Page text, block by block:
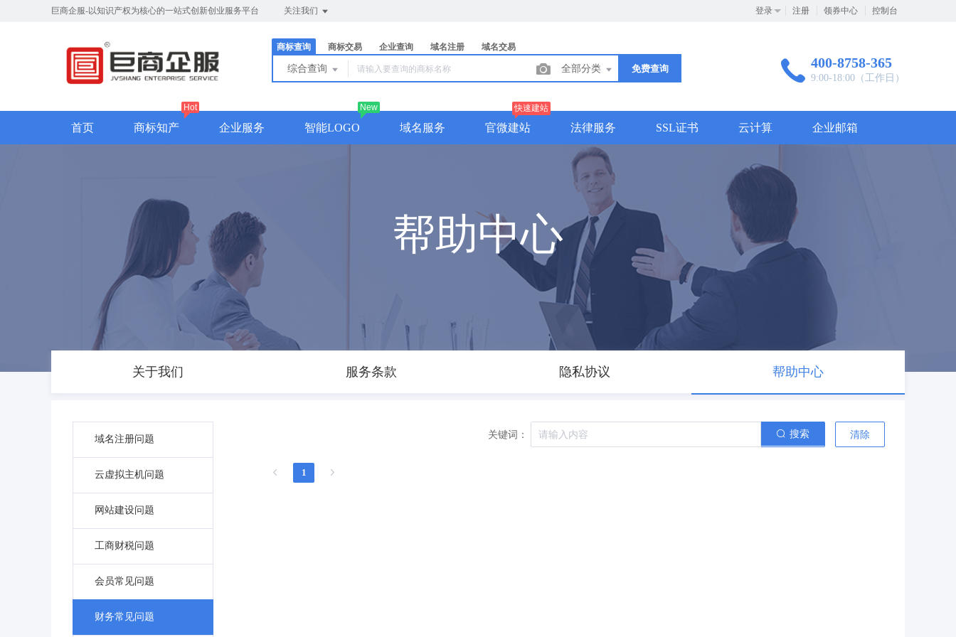
巨商企服-以知识产权为核心的一站式创新创业服务平台 关注我们 登录 注册 领券中心 控制台
商标查询 商标交易 企业查询 域名注册 域名交易
综合查询 全部分类 免费查询 400-8758-365
9:00-18:00（工作日）
首页 商标知产
Hot
企业服务 智能LOGO
New
域名服务 官微建站
快速建站
法律服务 SSL证书 云计算 企业邮箱
帮助中心
关于我们 服务条款 隐私协议 帮助中心
域名注册问题
云虚拟主机问题
网站建设问题
工商财税问题
会员常见问题
财务常见问题
关键词： 搜索 清除
1